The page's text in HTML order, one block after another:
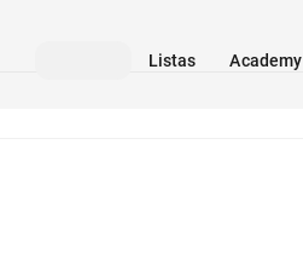
Listas Academy